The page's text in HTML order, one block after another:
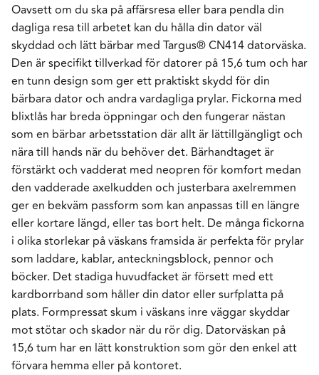
Oavsett om du ska på affärsresa eller bara pendla din
dagliga resa till arbetet kan du hålla din dator väl
skyddad och lätt bärbar med Targus® CN414 datorväska.
Den är specifikt tillverkad för datorer på 15,6 tum och har
en tunn design som ger ett praktiskt skydd för din
bärbara dator och andra vardagliga prylar. Fickorna med
blixtlås har breda öppningar och den fungerar nästan
som en bärbar arbetsstation där allt är lättillgängligt och
nära till hands när du behöver det. Bärhandtaget är
förstärkt och vadderat med neopren för komfort medan
den vadderade axelkudden och justerbara axelremmen
ger en bekväm passform som kan anpassas till en längre
eller kortare längd, eller tas bort helt. De många fickorna
i olika storlekar på väskans framsida är perfekta för prylar
som laddare, kablar, anteckningsblock, pennor och
böcker. Det stadiga huvudfacket är försett med ett
kardborrband som håller din dator eller surfplatta på
plats. Formpressat skum i väskans inre väggar skyddar
mot stötar och skador när du rör dig. Datorväskan på
15,6 tum har en lätt konstruktion som gör den enkel att
förvara hemma eller på kontoret.